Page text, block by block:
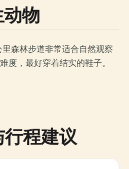
物
森林步道非常适合自然观察
度，最好穿着结实的鞋子。
程建议